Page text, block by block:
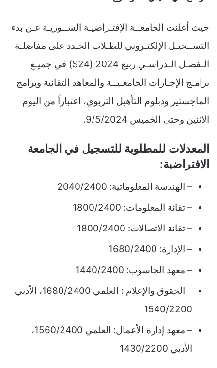
حيث أعلنت الجامعــة الإفتـراضيـة الســوريـة عـن بدء
التســجيـل الإلكتـروني للطـلاب الجـدد على مفاضلـة
الـفصـل الـدراسـي ربيع 2024 (S24) في جميـع
برامـج الإجـازات الجامعـيــة والمعاهد التقانية وبرامج
الماجستير ودبلوم التأهيل التربوي، اعتباراً من اليوم
الاثنين وحتى الخميس 9/5/2024.
المعدلات للمطلوبة للتسجيل في الجامعة
الافتراضية:
– الهندسة المعلوماتية: 2040/2400
– تقانة المعلومات: 1800/2400
– تقانة الاتصالات: 1800/2400
– الإدارة: 1680/2400
– معهد الحاسوب: 1440/2400
– الحقوق والإعلام : العلمي 1680/2400، الأدبي
1540/2200
– معهد إدارة الأعمال: العلمي 1560/2400،
الأدبي 1430/2200